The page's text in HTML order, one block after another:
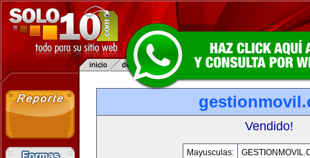
Vendido!
Mayusculas: